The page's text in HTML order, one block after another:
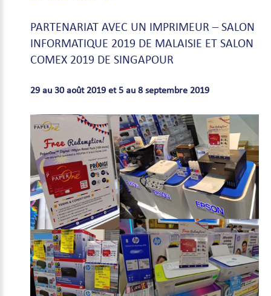
PARTENARIAT AVEC UN IMPRIMEUR – SALON
INFORMATIQUE 2019 DE MALAISIE ET SALON
COMEX 2019 DE SINGAPOUR
29 au 30 août 2019 et 5 au 8 septembre 2019